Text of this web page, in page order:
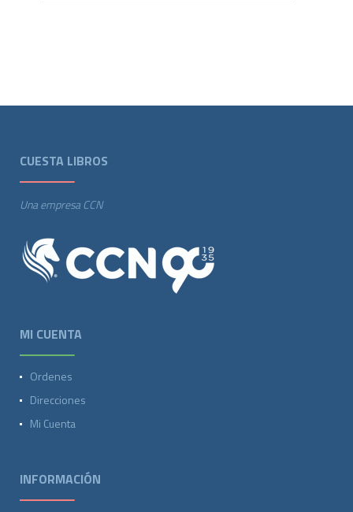
CUESTA LIBROS
Una empresa CCN
MI CUENTA
Ordenes
Direcciones
Mi Cuenta
INFORMACIÓN